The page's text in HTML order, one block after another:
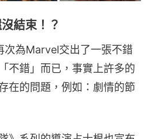
結束！？
次為Marvel交出了一張不錯
不錯」而已，事實上許多的
在的問題，例如：劇情的節